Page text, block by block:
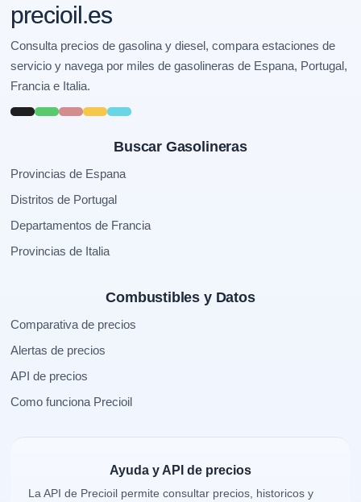
precioil.es
Consulta precios de gasolina y diesel, compara estaciones de
servicio y navega por miles de gasolineras de Espana, Portugal,
Francia e Italia.
Buscar Gasolineras
Provincias de Espana
Distritos de Portugal
Departamentos de Francia
Provincias de Italia
Combustibles y Datos
Comparativa de precios
Alertas de precios
API de precios
Como funciona Precioil
Ayuda y API de precios
La API de Precioil permite consultar precios, historicos y